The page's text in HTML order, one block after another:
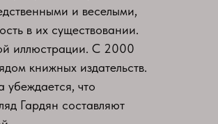
и веселыми,
в их существовании.
иллюстрации. С 2000
книжных издательств.
убеждается, что
Гардян составляют